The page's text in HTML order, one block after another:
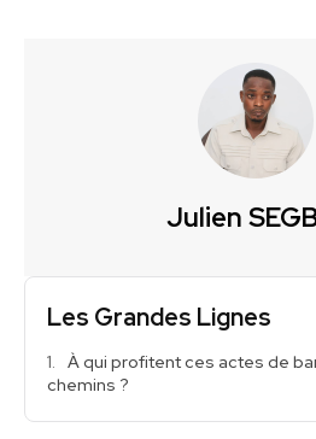
Julien
Les Grandes Lignes
À qui profitent ces actes de
chemins ?